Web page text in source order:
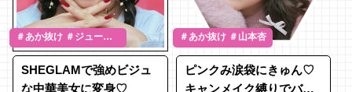
＃あか抜け ＃ジューシ
ーメイク ＃みつき
SHEGLAMで強めビジュ
な中華美女に変身♡
＃あか抜け ＃山本杏
ピンクみ涙袋にきゅん♡
キャンメイク縛りでバレ